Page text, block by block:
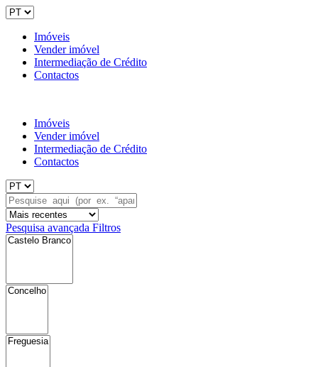
Imóveis
Vender imóvel
Intermediação de Crédito
Contactos
Imóveis
Vender imóvel
Intermediação de Crédito
Contactos
Pesquisa avançada Filtros